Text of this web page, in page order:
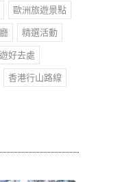
歐洲旅遊景點
精選活動
好去處
香港行山路線